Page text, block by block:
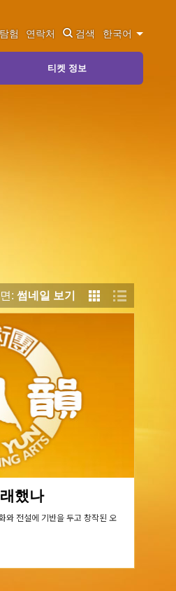
험 연락처 검색 한국어
티켓 정보
: 썸네일 보기
했나
와 전설에 기반을 두고 창작된 오